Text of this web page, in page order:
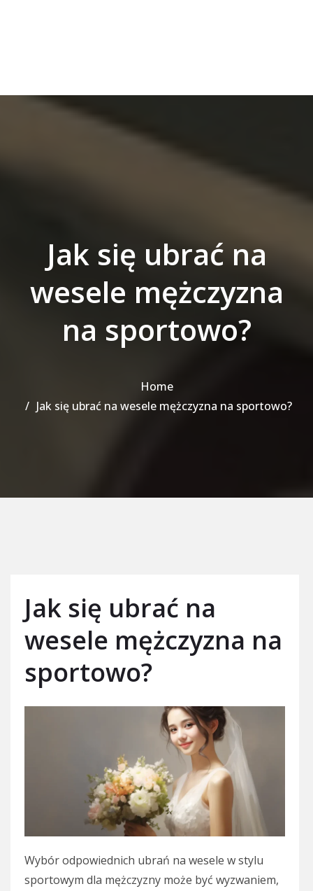
Jak się ubrać na
wesele mężczyzna
na sportowo?
Home
Jak się ubrać na wesele mężczyzna na sportowo?
Jak się ubrać na
wesele mężczyzna na
sportowo?
Wybór odpowiednich ubrań na wesele w stylu
sportowym dla mężczyzny może być wyzwaniem,